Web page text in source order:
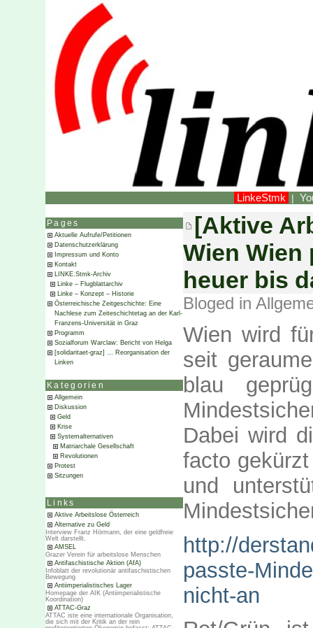
LinkeStmk |
Pages
Aktuelle Aufrufe/Petitionen
Datenschutzerklärung
Impressum und Konto
Kontakt
LINKE.Stmk-Archiv
Linke – Flugblattarchiv
Linke – Konzept – Historie
Österreichische Zeitgeschichte: Eine
Nachlese zum Zeiteschichtetag an der Karl-
Franzens-Universität in Graz
Programm
Sozialforum Warclaw: Bericht von Helga
[solidaritaet-graz] … Reorganisation der
Linken
Kategorien
Allgemein
Diskussion
Geld
Krise
Systemalternativen
Matriarchale Gesellschaft
Revolutionen
Protest
Sitzungen
Links
Aktive Arbeitslose Österreich
Alternative zu Geld
Interview Franz Hörmann, der eine geldfreie
Welt darstellt.
AMSEL
Grazer Verein für arbeitslose Menschen
Antifaschistische Aktion (AfA)
Infoblatt der revolutionär antifaschistischen
Bewegung
Antiimperialistisches Lager
Homepage der AIK (Antiimperialistische
Koordination)
ATTAC-Graz
ATTAC iste eine internationale Organisation,
die sich mit der Kritik an der rein
[Aktive
Wien
heuer bis
Bloged in
Wien wird
seit
blau
Dabei wird
facto
und
http://
passte-
nicht-an